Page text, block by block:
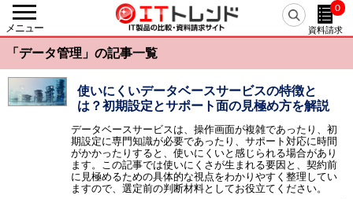
メニュー
0
資料請求
戻る
カテゴリーから探す
人事・労務
基幹統合
会計ソフト / 固定資産管理 / IT資産管理 / 債務管理・債権管理 / 予算管理 / 会計ソフト クラウド / 請求書受取サービス / 経営管理システム / 連結会計システム / リース資産管理システム / 電子マネー送金代行 / 振込代行サービス
AIサービス
AI-OCR / AI翻訳（自動翻訳）ツール / AIコンサルティング / AI契約書レビューサービス / AIライティングサービス / 生成AI開発サービス / 生成AI導入サービス / 医療向け生成AIサービス / AI開発サービス / AI導入サービス / 医療向けAIサービス / AIエージェント / AI電話自動応答サービス / 経理AIエージェント / 専用AI構築プラットフォーム
「データ管理」の記事一覧
使いにくいデータベースサービスの特徴と
は？初期設定とサポート面の見極め方を解説
データベースサービスは、操作画面が複雑であったり、初
期設定に専門知識が必要であったり、サポート対応に時間
がかかったりすると、使いにくいと感じられる場合があり
ます。この記事では使いにくさが生まれる要因と、契約前
に見極めるための具体的な視点をわかりやすく整理してい
ますので、選定前の判断材料としてお役立てください。